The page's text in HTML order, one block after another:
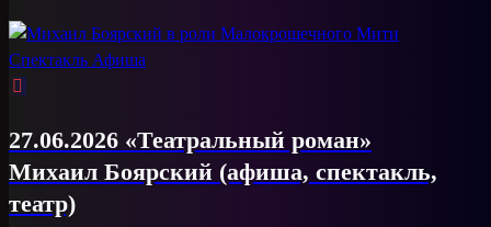
27.06.2026 «Театральный роман»
Михаил Боярский (афиша, спектакль,
театр)